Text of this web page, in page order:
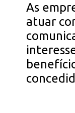
As
atuar